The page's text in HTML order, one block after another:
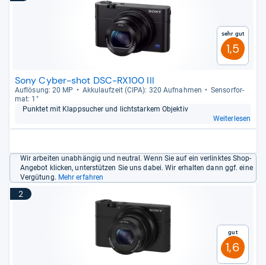
Sehr gut
1,5
Sony Cyber-shot DSC-RX100 III
Auf­lö­sung: 20 MP Akku­lauf­zeit (CIPA): 320 Auf­nah­men
Sen­sor­for­
mat: 1"
Punk­tet mit Klapp­su­cher und licht­star­kem Objek­tiv
Weiterlesen
Wir arbeiten unabhängig und neutral. Wenn Sie auf ein verlinktes Shop-
Angebot klicken, unterstützen Sie uns dabei. Wir erhalten dann ggf. eine
Vergütung. Mehr erfahren
2
Gut
1,6